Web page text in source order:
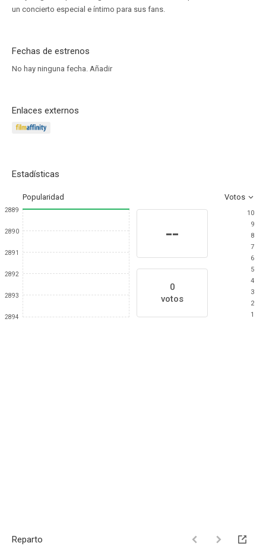
un concierto especial e íntimo para sus fans.
Fechas de estrenos
No hay ninguna fecha. Añadir
Enlaces externos
Estadísticas
Popularidad Votos
2889
2890
2891
2892
2893
2894
--
0
votos
10
9
8
7
6
5
4
3
2
1
Reparto